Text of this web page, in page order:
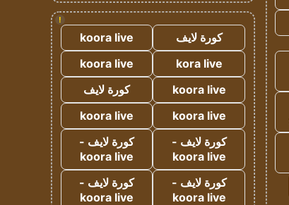
!
كورة لايف
koora live
kora live
koora live
koora live
كورة لايف
koora live
koora live
كورة لايف -
koora live
كورة لايف -
koora live
كورة لايف -
koora live
كورة لايف -
koora live